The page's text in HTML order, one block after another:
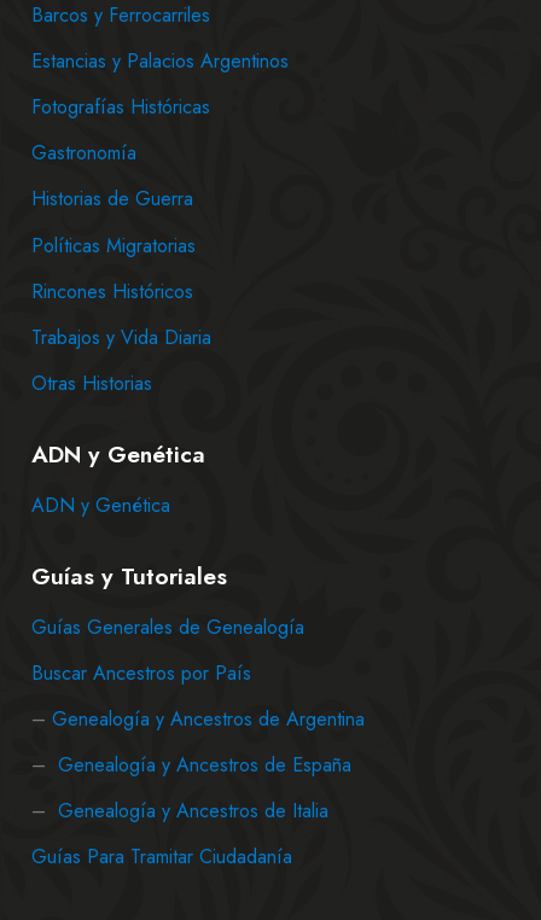
Barcos y Ferrocarriles
Estancias y Palacios Argentinos
Fotografías Históricas
Gastronomía
Historias de Guerra
Políticas Migratorias
Rincones Históricos
Trabajos y Vida Diaria
Otras Historias
ADN y Genética
ADN y Genética
Guías y Tutoriales
Guías Generales de Genealogía
Buscar Ancestros por País
– Genealogía y Ancestros de Argentina
– Genealogía y Ancestros de España
– Genealogía y Ancestros de Italia
Guías Para Tramitar Ciudadanía